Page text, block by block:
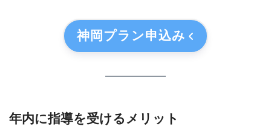
神岡プラン申込み
年内に指導を受けるメリット